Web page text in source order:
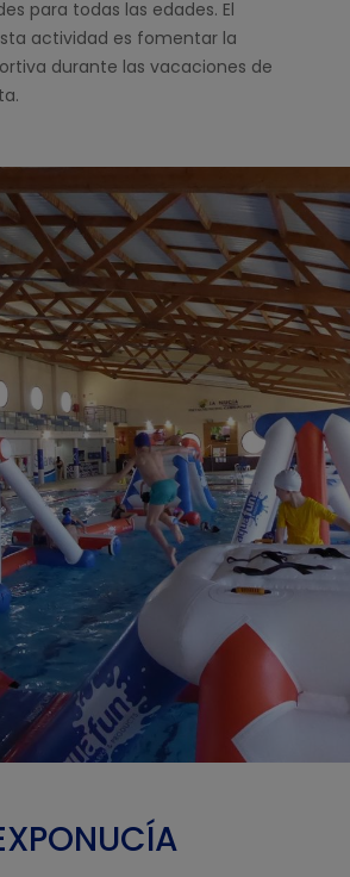
para todas las edades. El
actividad es fomentar la
durante las vacaciones de